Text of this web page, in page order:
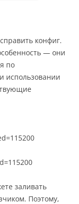
конфиг.
— они
по
использовании
заливать
Поэтому,